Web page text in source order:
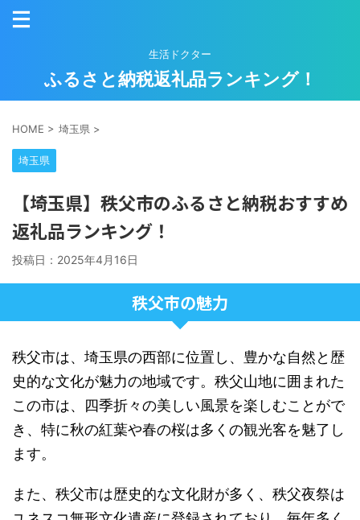
生活ドクター
ふるさと納税返礼品ランキング！
HOME > 埼玉県 >
埼玉県
【埼玉県】秩父市のふるさと納税おすすめ
返礼品ランキング！
投稿日： 2025年4月16日
秩父市の魅力
秩父市は、埼玉県の西部に位置し、豊かな自然と歴
史的な文化が魅力の地域です。秩父山地に囲まれた
この市は、四季折々の美しい風景を楽しむことがで
き、特に秋の紅葉や春の桜は多くの観光客を魅了し
ます。
また、秩父市は歴史的な文化財が多く、秩父夜祭は